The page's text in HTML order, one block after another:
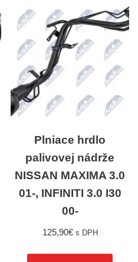
Plniace hrdlo
palivovej nádrže
NISSAN MAXIMA 3.0
01-, INFINITI 3.0 I30
00-
125,90€ s DPH